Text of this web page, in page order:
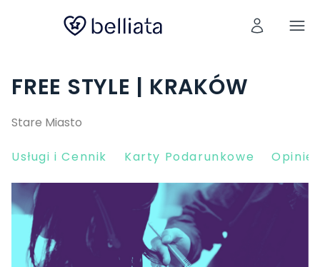
FREE STYLE | KRAKÓW
Stare Miasto
Usługi i Cennik Karty Podarunkowe Opinie